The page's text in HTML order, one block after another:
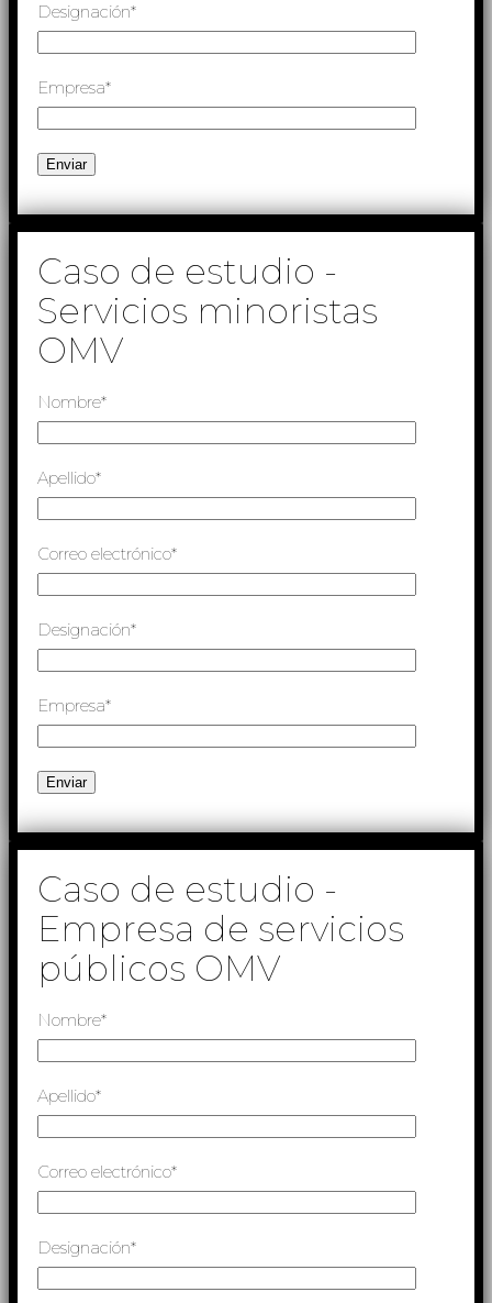
Designación*
Empresa*
Caso de estudio -
Servicios minoristas
OMV
Nombre*
Apellido*
Correo electrónico*
Designación*
Empresa*
Caso de estudio -
Empresa de servicios
públicos OMV
Nombre*
Apellido*
Correo electrónico*
Designación*